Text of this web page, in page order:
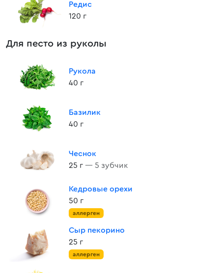
Редис
120 г
Для песто из руколы
Рукола
40 г
Базилик
40 г
Чеснок
25 г — 5 зубчик
Кедровые орехи
50 г
аллерген
Сыр пекорино
25 г
аллерген